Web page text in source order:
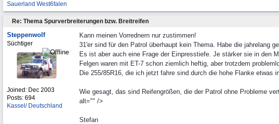
Sauerland West6falen
Re: Thema Spurverbreiterungen bzw. Breitreifen
Steppenwolf
Süchtiger
Joined: Dec 2003
Posts: 694
Kassel/ Deutschland
Kann meinen Vorrednern nur zustimmen!
31'er sind für den Patrol überhaupt kein Thema. Habe die jahrelang
Es ist aber auch eine Frage der Einpresstiefe. Je stärker sie in den
Felgen waren mit ET-7 schon ziemlich heftig, aber trotzdem
Die 255/85R16, die ich jetzt fahre sind durch die hohe Flanke etwas
Wie gesagt, das sind Reifengrößen, die der Patrol ohne Probleme
alt="" />
Stefan